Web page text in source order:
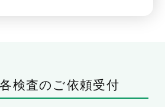
検査のご依頼受付